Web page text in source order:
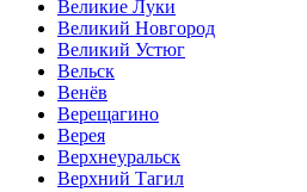
Великие Луки
Великий Новгород
Великий Устюг
Вельск
Венёв
Верещагино
Верея
Верхнеуральск
Верхний Тагил